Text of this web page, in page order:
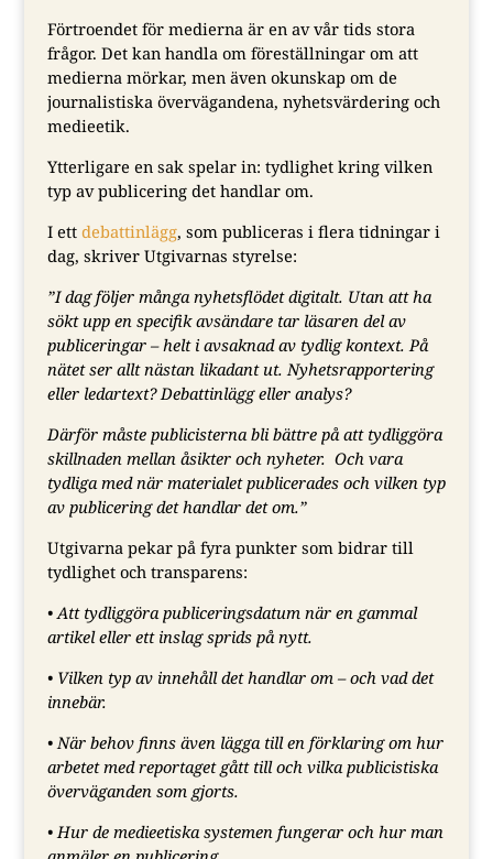
Förtroendet för medierna är en av vår tids stora
frågor. Det kan handla om föreställningar om att
medierna mörkar, men även okunskap om de
journalistiska övervägandena, nyhetsvärdering och
medieetik.
Ytterligare en sak spelar in: tydlighet kring vilken
typ av publicering det handlar om.
I ett debattinlägg, som publiceras i flera tidningar i
dag, skriver Utgivarnas styrelse:
”I dag följer många nyhetsflödet digitalt. Utan att ha
sökt upp en specifik avsändare tar läsaren del av
publiceringar – helt i avsaknad av tydlig kontext. På
nätet ser allt nästan likadant ut. Nyhetsrapportering
eller ledartext? Debattinlägg eller analys?
Därför måste publicisterna bli bättre på att tydliggöra
skillnaden mellan åsikter och nyheter. Och vara
tydliga med när materialet publicerades och vilken typ
av publicering det handlar det om.”
Utgivarna pekar på fyra punkter som bidrar till
tydlighet och transparens:
• Att tydliggöra publiceringsdatum när en gammal
artikel eller ett inslag sprids på nytt.
• Vilken typ av innehåll det handlar om – och vad det
innebär.
• När behov finns även lägga till en förklaring om hur
arbetet med reportaget gått till och vilka publicistiska
överväganden som gjorts.
• Hur de medieetiska systemen fungerar och hur man